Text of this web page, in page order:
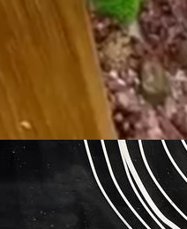
250 930 ₽
Стол из грецкого ореха с
тонированной черной смолой
2000 × 900 см